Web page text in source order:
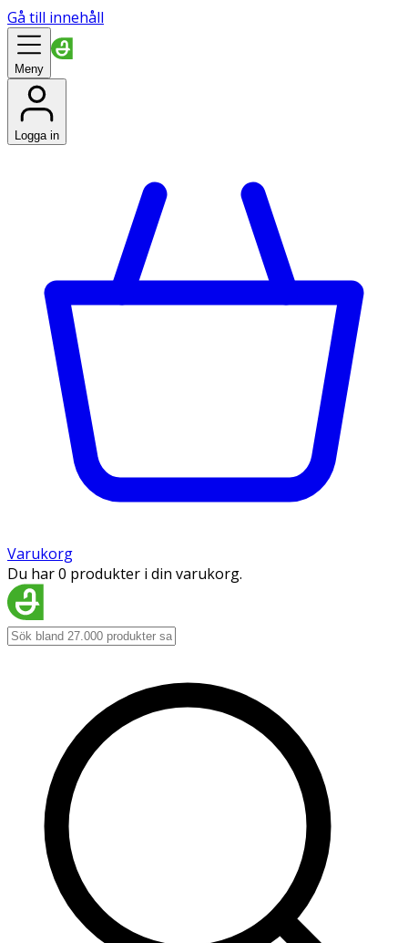
Gå till innehåll
Meny
Logga in
Varukorg
Du har 0 produkter i din varukorg.